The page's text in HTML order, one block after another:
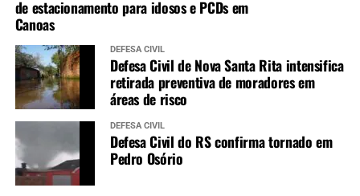
de estacionamento para idosos e PCDs em
Canoas
DEFESA CIVIL
Defesa Civil de Nova Santa Rita intensifica
retirada preventiva de moradores em
áreas de risco
DEFESA CIVIL
Defesa Civil do RS confirma tornado em
Pedro Osório